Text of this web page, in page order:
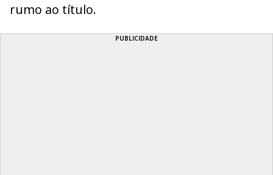
rumo ao título.
PUBLICIDADE